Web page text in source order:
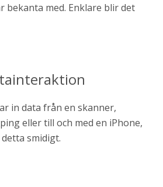
bekanta med. Enklare blir det
in data från en skanner,
eller till och med en iPhone,
smidigt.